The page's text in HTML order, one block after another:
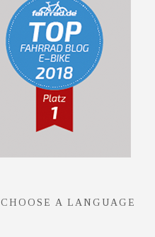
A LANGUAGE